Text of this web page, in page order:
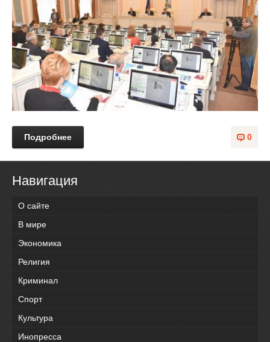
0
Подробнее
Навигация
О сайте
В мире
Экономика
Религия
Криминал
Спорт
Культура
Инопресса